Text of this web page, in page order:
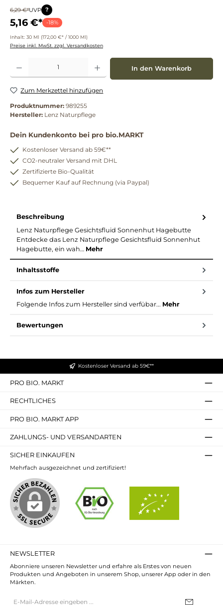
6,29 €*UVP ?
5,16 €* -18%
Inhalt: 30 Ml (172,00 €* / 1000 Ml)
Preise inkl. MwSt. zzgl. Versandkosten
Produkt Anzahl: Gib den gewünschten Wert ein oder benutze die Schaltflächen um
In den Warenkorb
Zum Merkzettel hinzufügen
Produktnummer: 989255
Hersteller: Lenz Naturpflege
Dein Kundenkonto bei pro bio.MARKT
Kostenloser Versand ab 59€**
CO2-neutraler Versand mit DHL
Zertifizierte Bio-Qualität
Bequemer Kauf auf Rechnung (via Paypal)
Beschreibung
Lenz Naturpflege Gesichtsfluid Sonnenhut Hagebutte
Entdecke das Lenz Naturpflege Gesichtsfluid Sonnenhut
Hagebutte, ein wah… Mehr
Inhaltsstoffe
Infos zum Hersteller
Folgende Infos zum Hersteller sind verfübar... Mehr
Bewertungen
Kostenloser Versand ab 59€**
PRO BIO. MARKT
RECHTLICHES
PRO BIO. MARKT APP
ZAHLUNGS- UND VERSANDARTEN
SICHER EINKAUFEN
Mehrfach ausgezeichnet und zertifiziert!
NEWSLETTER
Abonniere unseren Newsletter und erfahre als Erstes von neuen
Produkten und Angeboten in unserem Shop, unserer App oder in den
Märkten.
Mail-